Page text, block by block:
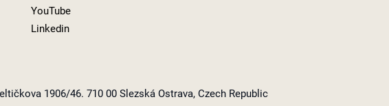
YouTube
Linkedin
1906/46. 710 00 Slezská Ostrava, Czech Republic